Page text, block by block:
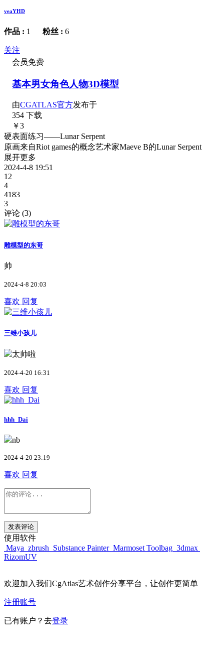
veaYHD
作品 : 1 粉丝 : 6
关注
会员免费
基本男女角色人物3D模型
由CGATLAS官方发布于
354 下载
￥3
硬表面练习——Lunar Serpent
原画来自Riot games的概念艺术家Maeve B的Lunar Serpent
展开更多
2024-4-8 19:51
12
4
4183
3
评论 (3)
雕模型的东哥
帅
2024-4-8 20:03
喜欢 回复
三维小孩儿
太帅啦
2024-4-20 16:31
喜欢 回复
hhh_Dai
nb
2024-4-20 23:19
喜欢 回复
发表评论
使用软件
Maya zbrush Substance Painter Marmoset Toolbag 3dmax
RizomUV
欢迎加入我们CgAtlas艺术创作分享平台，让创作更简单
注册账号
已有账户？去登录